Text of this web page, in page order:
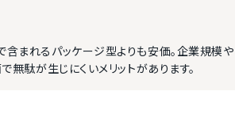
まれるパッケージ型よりも安価。企業規模や
駄が生じにくいメリットがあります。